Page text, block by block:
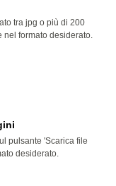
tra jpg o più di 200
nel formato desiderato.
pulsante 'Scarica file
desiderato.